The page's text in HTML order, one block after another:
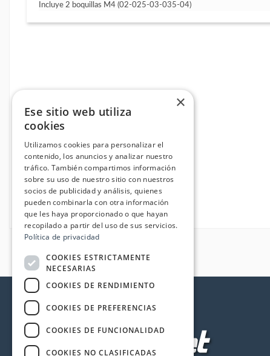
Incluye 2 boquillas M4 (02-025-03-035-04)
×
Ese sitio web utiliza
cookies
Utilizamos cookies para personalizar el
contenido, los anuncios y analizar nuestro
tráfico. También compartimos información
sobre su uso de nuestro sitio con nuestros
socios de publicidad y análisis, quienes
pueden combinarla con otra información
que les haya proporcionado o que hayan
recopilado a partir del uso de sus servicios.
Política de privacidad
COOKIES ESTRICTAMENTE
NECESARIAS
COOKIES DE RENDIMIENTO
COOKIES DE PREFERENCIAS
COOKIES DE FUNCIONALIDAD
COOKIES NO CLASIFICADAS